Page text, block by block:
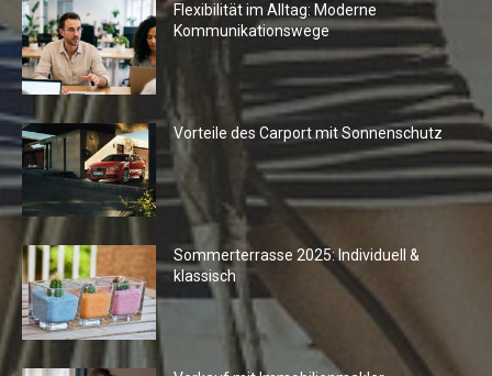
Flexibilität im Alltag: Moderne
Kommunikationswege
Vorteile des Carport mit Sonnenschutz
Sommerterrasse 2025: Individuell &
klassisch